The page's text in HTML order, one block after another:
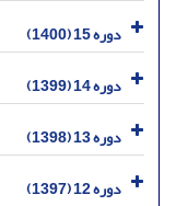
دوره 15 (1400)
دوره 14 (1399)
دوره 13 (1398)
دوره 12 (1397)